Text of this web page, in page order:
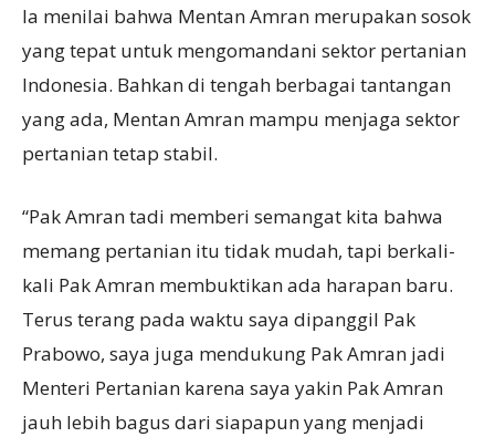
Ia menilai bahwa Mentan Amran merupakan sosok
yang tepat untuk mengomandani sektor pertanian
Indonesia. Bahkan di tengah berbagai tantangan
yang ada, Mentan Amran mampu menjaga sektor
pertanian tetap stabil.
“Pak Amran tadi memberi semangat kita bahwa
memang pertanian itu tidak mudah, tapi berkali-
kali Pak Amran membuktikan ada harapan baru.
Terus terang pada waktu saya dipanggil Pak
Prabowo, saya juga mendukung Pak Amran jadi
Menteri Pertanian karena saya yakin Pak Amran
jauh lebih bagus dari siapapun yang menjadi